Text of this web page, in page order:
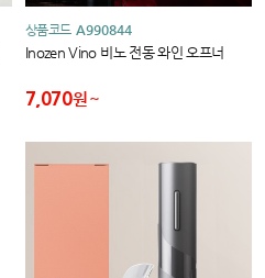
상품코드 A990844
Inozen Vino 비노 전동 와인 오프너
7,070원